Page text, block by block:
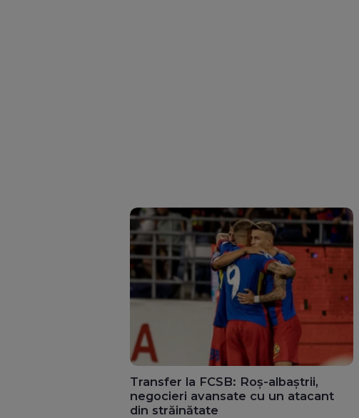
Transfer la FCSB: Roș-albaștrii,
negocieri avansate cu un atacant
din străinătate